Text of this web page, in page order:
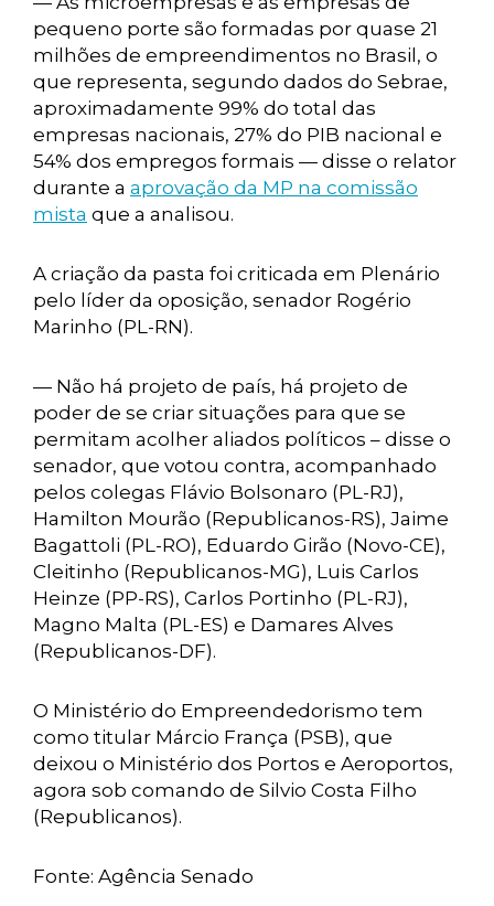
pequeno porte são formadas por quase 21
milhões de empreendimentos no Brasil, o
que representa, segundo dados do Sebrae,
aproximadamente 99% do total das
empresas nacionais, 27% do PIB nacional e
54% dos empregos formais — disse o relator
durante a aprovação da MP na comissão
mista que a analisou.
A criação da pasta foi criticada em Plenário
pelo líder da oposição, senador Rogério
Marinho (PL-RN).
— Não há projeto de país, há projeto de
poder de se criar situações para que se
permitam acolher aliados políticos – disse o
senador, que votou contra, acompanhado
pelos colegas Flávio Bolsonaro (PL-RJ),
Hamilton Mourão (Republicanos-RS), Jaime
Bagattoli (PL-RO), Eduardo Girão (Novo-CE),
Cleitinho (Republicanos-MG), Luis Carlos
Heinze (PP-RS), Carlos Portinho (PL-RJ),
Magno Malta (PL-ES) e Damares Alves
(Republicanos-DF).
O Ministério do Empreendedorismo tem
como titular Márcio França (PSB), que
deixou o Ministério dos Portos e Aeroportos,
agora sob comando de Silvio Costa Filho
(Republicanos).
Fonte: Agência Senado